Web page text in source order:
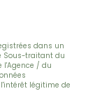
dans un
Sous-traitant du
l'Agence / du
légitime de